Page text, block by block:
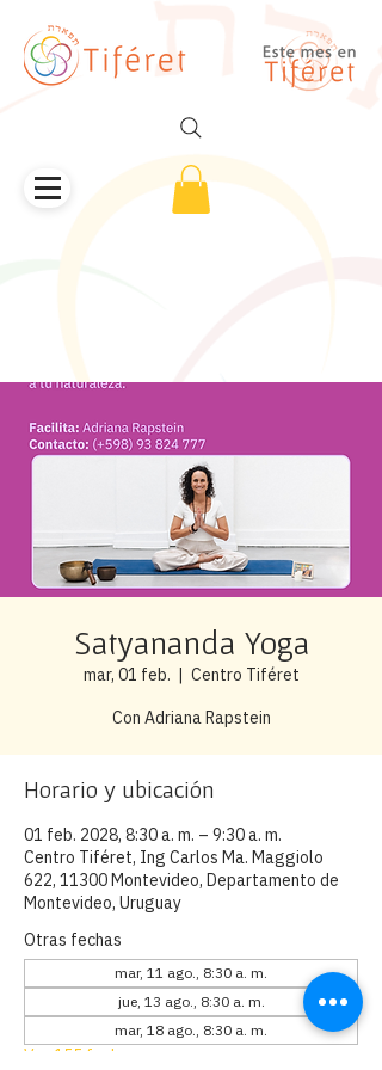
Satyananda Yoga
mar, 01 feb.
  |
Centro Tiféret
Con Adriana Rapstein
Horario y ubicación
01 feb. 2028, 8:30 a. m. – 9:30 a. m.
Centro Tiféret, Ing Carlos Ma. Maggiolo
622, 11300 Montevideo, Departamento de
Montevideo, Uruguay
Otras fechas
mar, 11 ago., 8:30 a. m.
jue, 13 ago., 8:30 a. m.
mar, 18 ago., 8:30 a. m.
Ver 155 fechas